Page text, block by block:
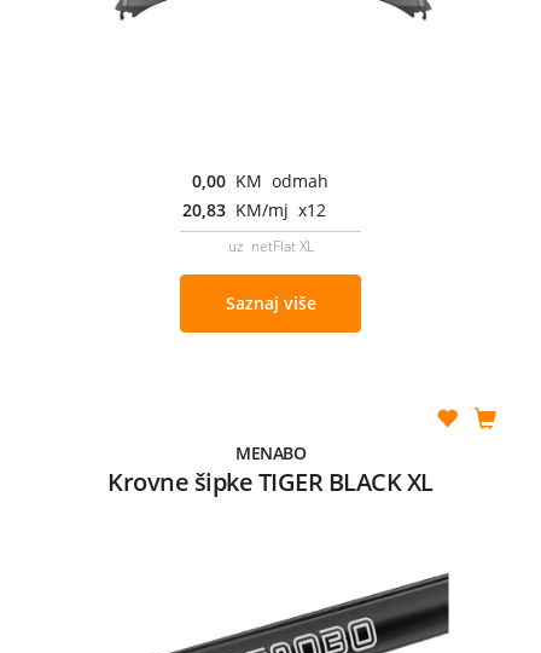
0,00 KM odmah
20,83 KM/mj x12
uz netFlat XL
Saznaj više
MENABO
Krovne šipke TIGER BLACK XL